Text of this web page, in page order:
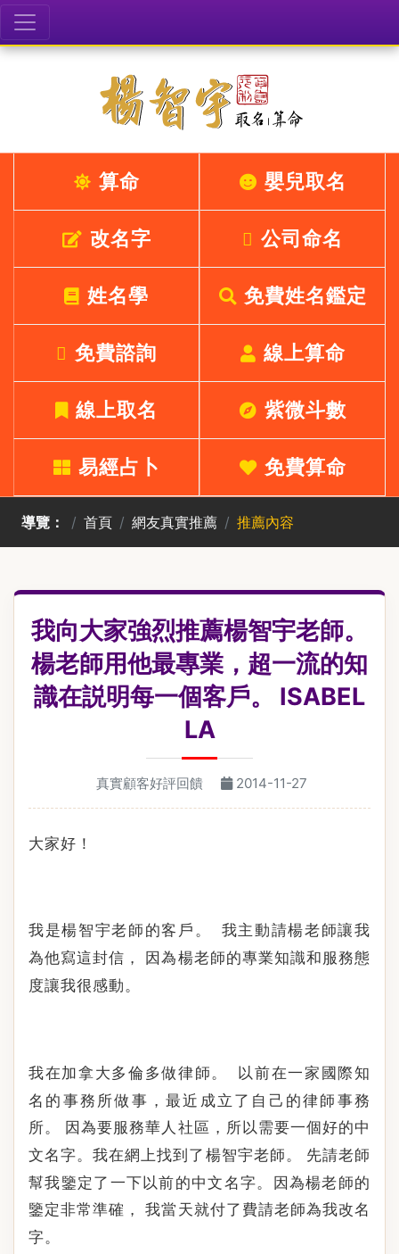
算命 嬰兒取名
改名字 公司命名
姓名學 免費姓名鑑定
免費諮詢 線上算命
線上取名 紫微斗數
易經占卜 免費算命
導覽： 首頁 網友真實推薦 推薦內容
我向大家強烈推薦楊智宇老師。
楊老師用他最專業，超一流的知
識在説明每一個客戶。 ISABEL
LA
真實顧客好評回饋 2014-11-27
大家好！
我是楊智宇老師的客戶。
我主動請楊老師讓我
為他寫這封信，
因為楊老師的專業知識和服務態
度讓我很感動。
我在加拿大多倫多做律師。
以前在一家國際知
名的事務所做事，最近成立了自己的律師事務
所。
因為要服務華人社區，所以需要一個好的中
文名字。我在網上找到了楊智宇老師。
先請老師
幫我鑒定了一下以前的中文名字。因為楊老師的
鑒定非常準確，
我當天就付了費請老師為我改名
字。